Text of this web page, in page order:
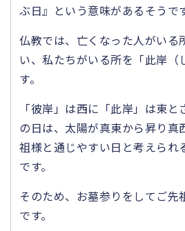
ぶ日』という意味があるそうで
仏教では、亡くなった人がいる
い、私たちがいる所を「此岸（
す。
「彼岸」は西に「此岸」は東
の日は、太陽が真東から昇り真
祖様と通じやすい日と考えられ
です。
そのため、お墓参りをしてご先
です。